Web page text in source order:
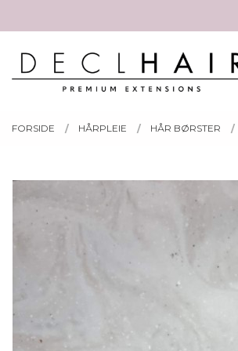
til
PRODUKTER
FORSIDE HÅRPLEIE HÅR BØRSTER